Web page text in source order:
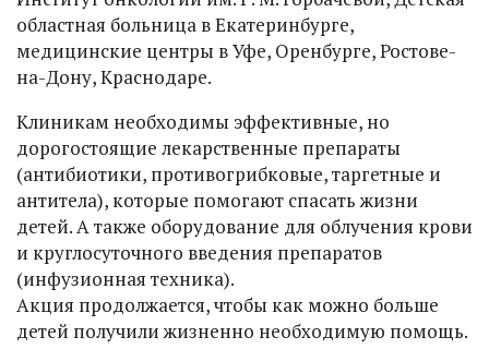
областная больница в Екатеринбурге,
медицинские центры в Уфе, Оренбурге, Ростове-
на-Дону, Краснодаре.
Клиникам необходимы эффективные, но
дорогостоящие лекарственные препараты
(антибиотики, противогрибковые, таргетные и
антитела), которые помогают спасать жизни
детей. А также оборудование для облучения крови
и круглосуточного введения препаратов
(инфузионная техника).
Акция продолжается, чтобы как можно больше
детей получили жизненно необходимую помощь.